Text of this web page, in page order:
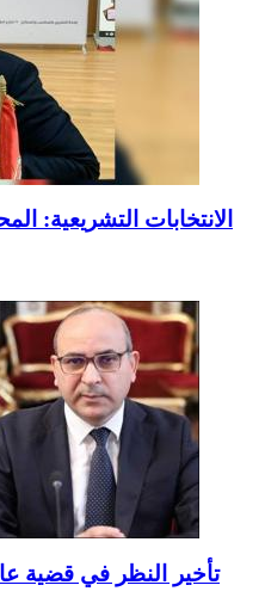
الانتخابات التشريعية:
تأخير النظر في قضية